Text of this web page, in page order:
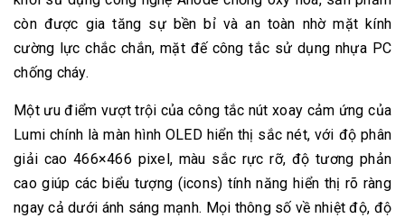
còn được gia tăng sự bền bỉ và an toàn nhờ mặt kính
cường lực chắc chắn, mặt đế công tắc sử dụng nhựa PC
chống cháy.
Một ưu điểm vượt trội của công tắc nút xoay cảm ứng của
Lumi chính là màn hình OLED hiển thị sắc nét, với độ phân
giải cao 466×466 pixel, màu sắc rực rỡ, độ tương phản
cao giúp các biểu tượng (icons) tính năng hiển thị rõ ràng
ngay cả dưới ánh sáng mạnh. Mọi thông số về nhiệt độ, độ